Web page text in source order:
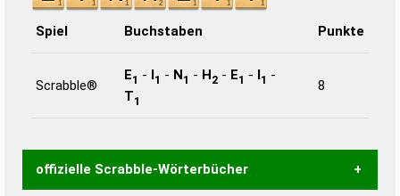
Spiel Buchstaben Punkte
Scrabble®
E1 - I1 - N1 - H2 - E1 - I1 -
T1
8
offizielle Scrabble-Wörterbücher